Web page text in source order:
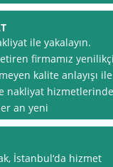
ile yakalayın.
firmamız
kalite anlayışı ile
nakliyat hizmetlerinde
an yeni
İstanbul‘da hizmet